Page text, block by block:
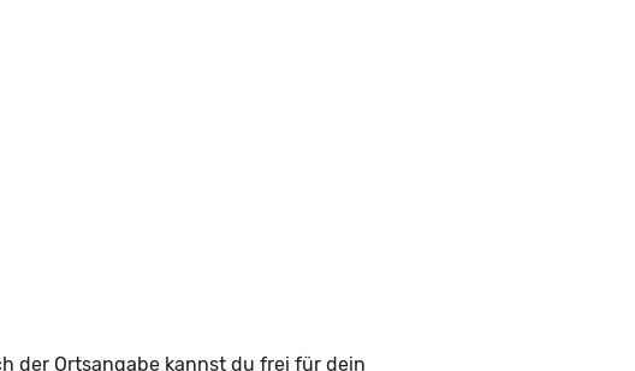
der Ortsangabe kannst du frei für dein